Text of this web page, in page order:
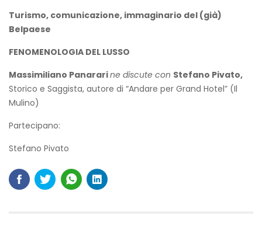
Turismo, comunicazione, immaginario del (già)
Belpaese
FENOMENOLOGIA DEL LUSSO
Massimiliano Panararine discute con Stefano Pivato,
Storico e Saggista, autore di “Andare per Grand Hotel” (Il
Mulino)
Partecipano:
Stefano Pivato